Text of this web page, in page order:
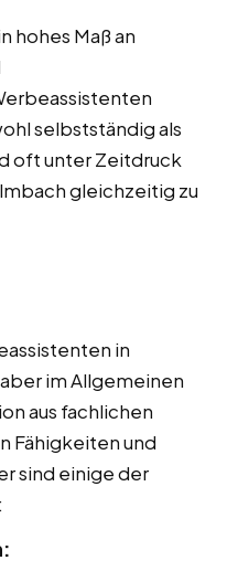
hohes Maß an
selbstständig als
oft unter Zeitdruck
gleichzeitig zu
in
im Allgemeinen
aus fachlichen
Fähigkeiten und
sind einige der